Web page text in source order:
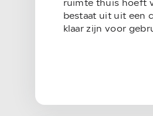
ruimte thuis hoeft
bestaat uit uit een
klaar zijn voor